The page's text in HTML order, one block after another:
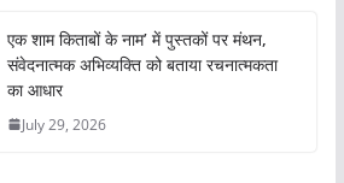
एक शाम किताबों के नाम’ में पुस्तकों पर मंथन,
संवेदनात्मक अभिव्यक्ति को बताया रचनात्मकता
का आधार
July 29, 2026